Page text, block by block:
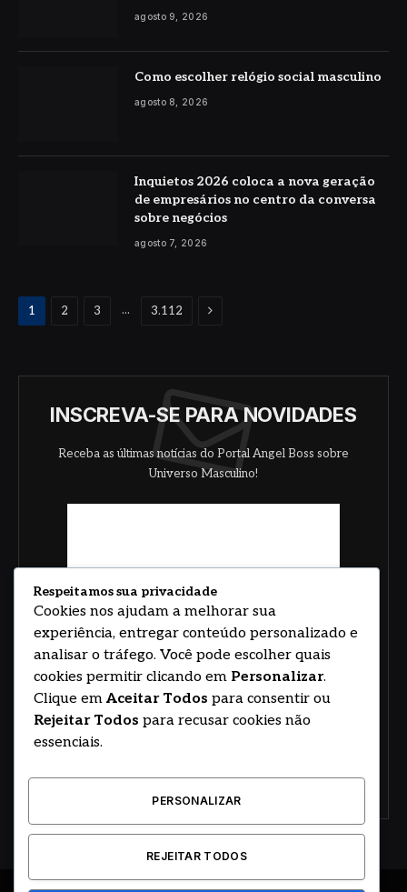
agosto 9, 2026
Como escolher relógio social masculino
agosto 8, 2026
Inquietos 2026 coloca a nova geração
de empresários no centro da conversa
sobre negócios
agosto 7, 2026
1 2 3 ... 3.112 Proximo
INSCREVA-SE PARA NOVIDADES
Receba as últimas notícias do Portal Angel Boss sobre
Universo Masculino!
Respeitamos sua privacidade
Cookies nos ajudam a melhorar sua
experiência, entregar conteúdo personalizado e
analisar o tráfego. Você pode escolher quais
cookies permitir clicando em Personalizar.
Clique em Aceitar Todos para consentir ou
Rejeitar Todos para recusar cookies não
essenciais.
PERSONALIZAR
REJEITAR TODOS